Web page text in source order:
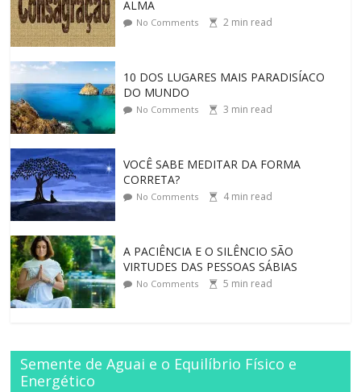
ALMA
No Comments 2 min read
10 DOS LUGARES MAIS PARADISÍACO
DO MUNDO
No Comments 3 min read
VOCÊ SABE MEDITAR DA FORMA
CORRETA?
No Comments 4min read
A PACIÊNCIA E O SILÊNCIO SÃO
VIRTUDES DAS PESSOAS SÁBIAS
No Comments 5 min read
Semente de Aguai e o Equilíbrio Físico e
Energético